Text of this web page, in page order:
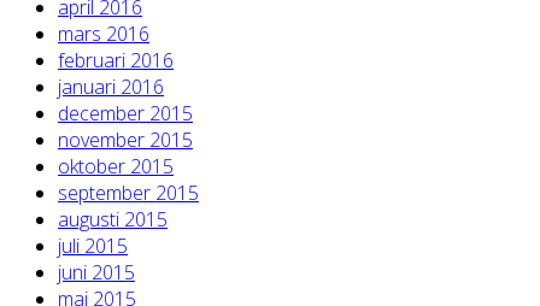
april 2016
mars 2016
februari 2016
januari 2016
december 2015
november 2015
oktober 2015
september 2015
augusti 2015
juli 2015
juni 2015
maj 2015